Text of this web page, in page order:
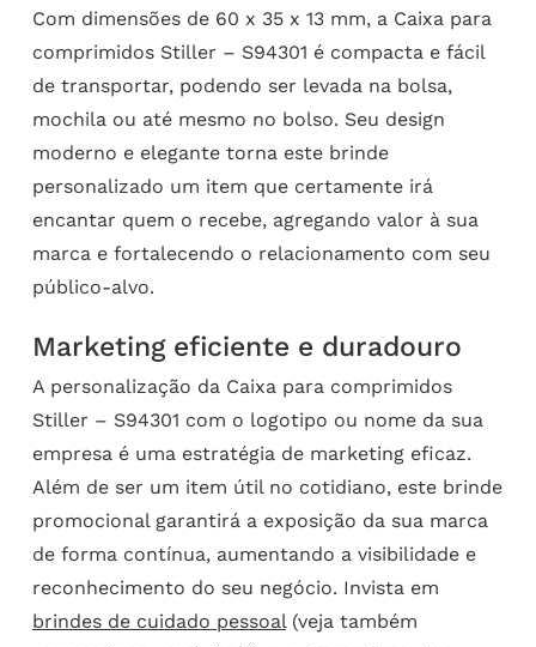
Com dimensões de 60 x 35 x 13 mm, a Caixa para
comprimidos Stiller – S94301 é compacta e fácil
de transportar, podendo ser levada na bolsa,
mochila ou até mesmo no bolso. Seu design
moderno e elegante torna este brinde
personalizado um item que certamente irá
encantar quem o recebe, agregando valor à sua
marca e fortalecendo o relacionamento com seu
público-alvo.
Marketing eficiente e duradouro
A personalização da Caixa para comprimidos
Stiller – S94301 com o logotipo ou nome da sua
empresa é uma estratégia de marketing eficaz.
Além de ser um item útil no cotidiano, este brinde
promocional garantirá a exposição da sua marca
de forma contínua, aumentando a visibilidade e
reconhecimento do seu negócio. Invista em
brindes de cuidado pessoal(veja também